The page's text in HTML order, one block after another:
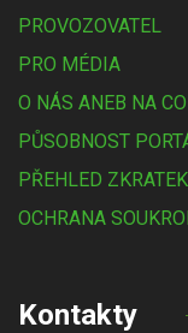
PROVOZOVATEL
PRO MÉDIA
O NÁS ANEB NA
PŮSOBNOST
PŘEHLED ZKRATEK
OCHRANA
Kontakty